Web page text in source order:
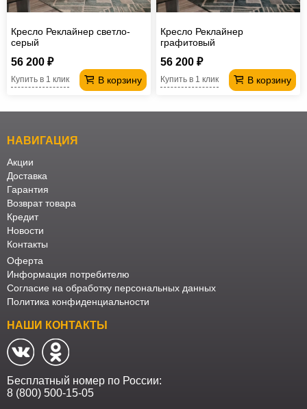
Кресло Реклайнер светло-
серый
56 200 ₽
В корзину
Купить в 1 клик
Кресло Реклайнер
графитовый
56 200 ₽
В корзину
Купить в 1 клик
НАВИГАЦИЯ
Акции
Доставка
Гарантия
Возврат товара
Кредит
Новости
Контакты
Оферта
Информация потребителю
Согласие на обработку персональных данных
Политика конфиденциальности
НАШИ КОНТАКТЫ
Бесплатный номер по России:
8 (800) 500-15-05